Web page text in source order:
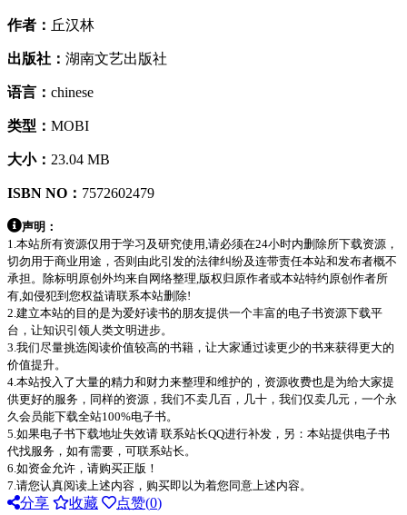
作者： 丘汉林
出版社： 湖南文艺出版社
语言： chinese
类型： MOBI
大小： 23.04 MB
ISBN NO： 7572602479
声明：
1.本站所有资源仅用于学习及研究使用,请必须在24小时内删除所下载资源，
切勿用于商业用途，否则由此引发的法律纠纷及连带责任本站和发布者概不
承担。除标明原创外均来自网络整理,版权归原作者或本站特约原创作者所
有,如侵犯到您权益请联系本站删除!
2.建立本站的目的是为爱好读书的朋友提供一个丰富的电子书资源下载平
台，让知识引领人类文明进步。
3.我们尽量挑选阅读价值较高的书籍，让大家通过读更少的书来获得更大的
价值提升。
4.本站投入了大量的精力和财力来整理和维护的，资源收费也是为给大家提
供更好的服务，同样的资源，我们不卖几百，几十，我们仅卖几元，一个永
久会员能下载全站100%电子书。
5.如果电子书下载地址失效请 联系站长QQ进行补发，另：本站提供电子书
代找服务，如有需要，可联系站长。
6.如资金允许，请购买正版！
7.请您认真阅读上述内容，购买即以为着您同意上述内容。
分享 收藏 点赞(0)